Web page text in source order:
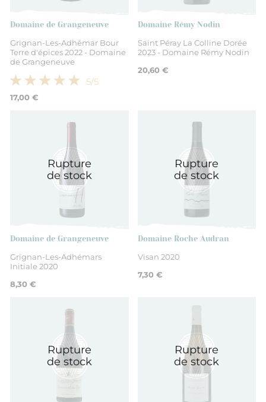
Domaine de Grangeneuve
Grignan-Les-Adhémar Bour
Terre d'épices 2022 - Domaine
de Grangeneuve
5/5
17,00 €
Domaine Rémy Nodin
Saint Péray La Colline Dorée
2023 - Domaine Rémy Nodin
20,60 €
Rupture
de stock
Domaine de Grangeneuve
Grignan-Les-Adhémars
Initiale 2020
8,30 €
Rupture
de stock
Domaine Roche Audran
Visan 2020
7,30 €
Rupture
de stock
Rupture
de stock